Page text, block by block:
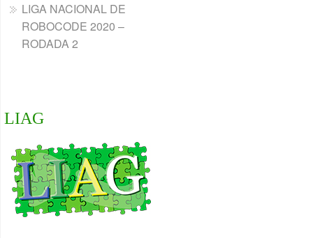
LIGA NACIONAL DE
ROBOCODE 2020 –
RODADA 2
LIAG